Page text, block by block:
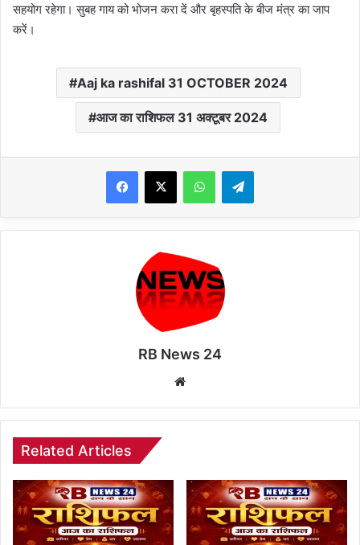
सहयोग रहेगा। सुबह गाय को भोजन करा दें और बृहस्पति के बीज मंत्र का जाप
करें।
Aaj ka rashifal 31 OCTOBER 2024
आज का राशिफल 31 अक्टूबर 2024
WhatsAppTelegram
RB News 24
Related Articles